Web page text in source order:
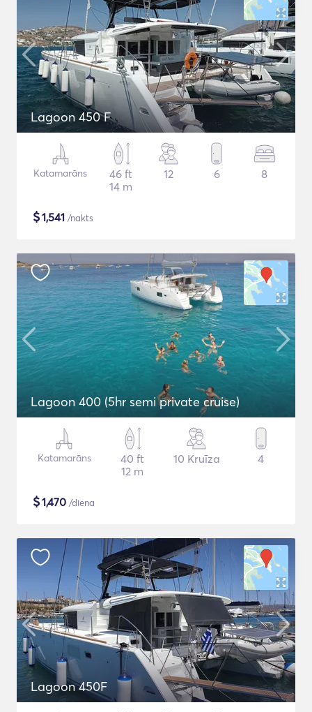
Lagoon 450 F
Katamarāns
46 ft
14 m
12 6 8
$1,541 /nakts
Lagoon 400 (5hr semi private cruise)
Katamarāns
40 ft
12 m
10 Kruīza 4
$1,470 /diena
Lagoon 450F